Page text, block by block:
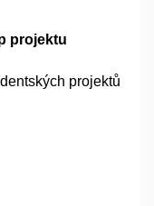
projektu
projektů